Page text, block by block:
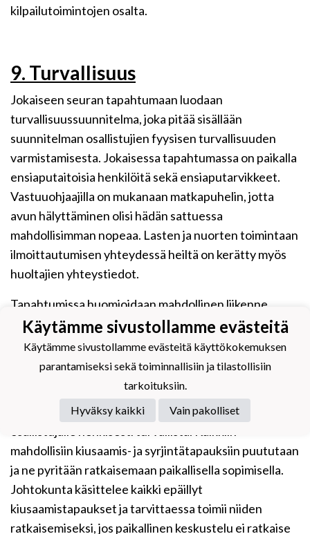
kilpailutoimintojen osalta.
9. Turvallisuus
Jokaiseen seuran tapahtumaan luodaan
turvallisuussuunnitelma, joka pitää sisällään
suunnitelman osallistujien fyysisen turvallisuuden
varmistamisesta. Jokaisessa tapahtumassa on paikalla
ensiaputaitoisia henkilöitä sekä ensiaputarvikkeet.
Vastuuohjaajilla on mukanaan matkapuhelin, jotta
avun hälyttäminen olisi hädän sattuessa
mahdollisimman nopeaa. Lasten ja nuorten toimintaan
ilmoittautumisen yhteydessä heiltä on kerätty myös
huoltajien yhteystiedot.
Tapahtumissa huomioidaan mahdollinen liikenne.
Liikenteen riskit minimoidaan välttämällä teitä ja
vilkkaita parkkipaikkoja, informoimalla muuta
liikennettä kyltein ja infotauluin sekä tarvittaessa
liikenteenohjauksella.
Seuran tavoite on, että seuran toiminta olisi jokaiselle
mahdollisiin kiusaamis- ja syrjintätapauksiin puututaan
ja ne pyritään ratkaisemaan paikallisella sopimisella.
Johtokunta käsittelee kaikki epäillyt
kiusaamistapaukset ja tarvittaessa toimii niiden
ratkaisemiseksi, jos paikallinen keskustelu ei ratkaise
Käytämme sivustollamme evästeitä
Käytämme sivustollamme evästeitä käyttökokemuksen
parantamiseksi sekä toiminnallisiin ja tilastollisiin
tarkoituksiin.
Hyväksy kaikki
Vain pakolliset